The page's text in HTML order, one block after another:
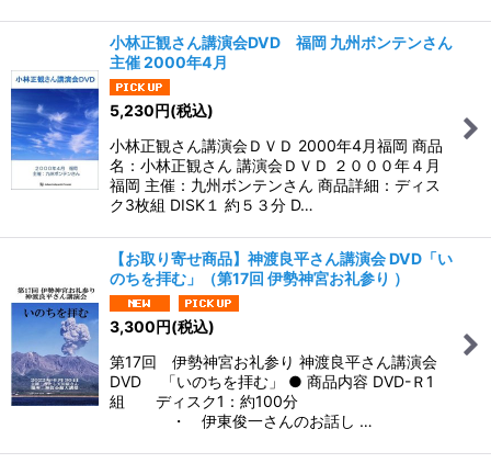
小林正観さん講演会DVD 福岡 九州ボンテンさん
主催 2000年4月
5,230円(税込)
小林正観さん講演会ＤＶＤ 2000年4月福岡 商品
名：小林正観さん 講演会ＤＶＤ ２０００年４月
福岡 主催：九州ボンテンさん 商品詳細：ディス
ク3枚組 DISK１ 約５３分 D…
【お取り寄せ商品】神渡良平さん講演会 DVD「い
のちを拝む」（第17回 伊勢神宮お礼参り ）
3,300円(税込)
第17回 伊勢神宮お礼参り 神渡良平さん講演会
DVD 「いのちを拝む」 ● 商品内容 DVD-Ｒ1
組 ディスク1：約100分
・ 伊東俊一さんのお話し …